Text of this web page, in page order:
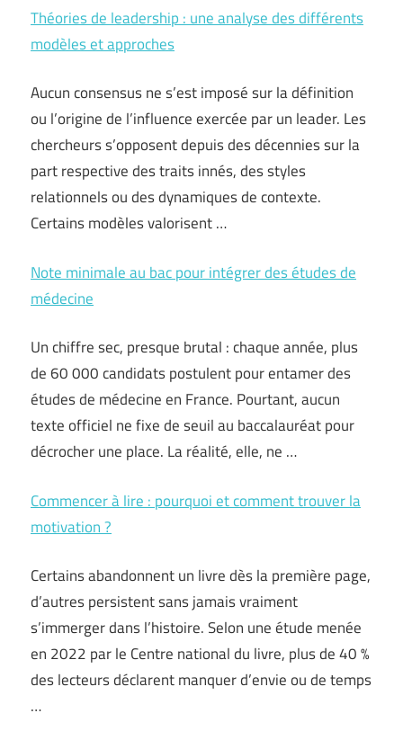
Théories de leadership : une analyse des différents
modèles et approches
Aucun consensus ne s’est imposé sur la définition
ou l’origine de l’influence exercée par un leader. Les
chercheurs s’opposent depuis des décennies sur la
part respective des traits innés, des styles
relationnels ou des dynamiques de contexte.
Certains modèles valorisent …
Note minimale au bac pour intégrer des études de
médecine
Un chiffre sec, presque brutal : chaque année, plus
de 60 000 candidats postulent pour entamer des
études de médecine en France. Pourtant, aucun
texte officiel ne fixe de seuil au baccalauréat pour
décrocher une place. La réalité, elle, ne …
Commencer à lire : pourquoi et comment trouver la
motivation ?
Certains abandonnent un livre dès la première page,
d’autres persistent sans jamais vraiment
s’immerger dans l’histoire. Selon une étude menée
en 2022 par le Centre national du livre, plus de 40 %
des lecteurs déclarent manquer d’envie ou de temps
…